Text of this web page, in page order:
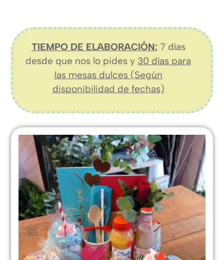
TIEMPO DE ELABORACIÓN:7 días
desde que nos lo pides y 30 días para
las mesas dulces (Según
disponibilidad de fechas)